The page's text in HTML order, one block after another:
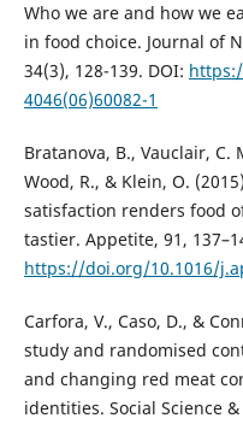
Who we are and how we
in food choice. Journal of
34(3), 128-139. DOI:
4046(06)60082-1
Bratanova, B., Vauclair, C.
Wood, R., & Klein, O.
satisfaction renders food
tastier. Appetite, 91,
https://doi.org/10.1016/
Carfora, V., Caso, D., &
study and randomised
and changing red meat
identities. Social Science